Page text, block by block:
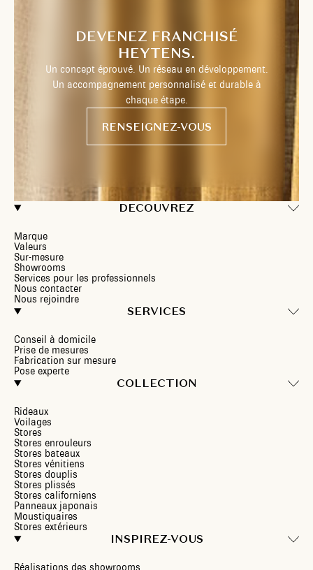
DECOUVREZ
Marque
Valeurs
Sur-mesure
Showrooms
Services pour les professionnels
Nous contacter
Nous rejoindre
SERVICES
Conseil à domicile
Prise de mesures
Fabrication sur mesure
Pose experte
COLLECTION
Rideaux
Voilages
Stores
Stores enrouleurs
Stores bateaux
Stores vénitiens
Stores douplis
Stores plissés
Stores californiens
Panneaux japonais
Moustiquaires
Stores extérieurs
INSPIREZ-VOUS
Réalisations des showrooms
DEVENEZ FRANCHISÉ
HEYTENS.
Un concept éprouvé. Un réseau en développement.
Un accompagnement personnalisé et durable à
chaque étape.
RENSEIGNEZ-VOUS